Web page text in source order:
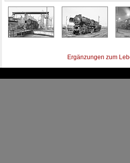
Ergänzungen zum